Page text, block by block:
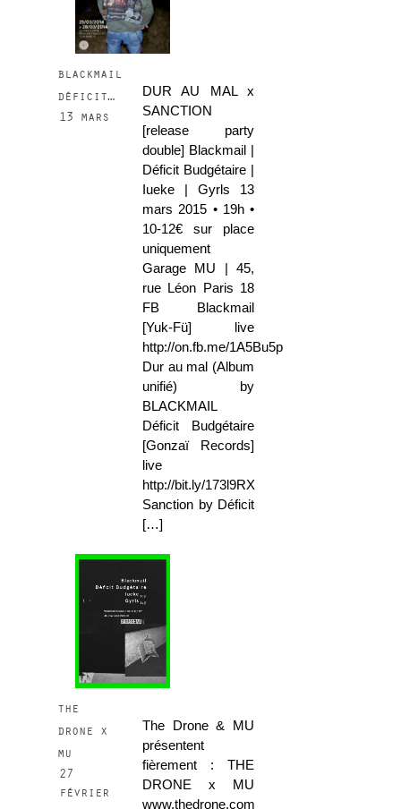
blackmail
déficit…
13 mars
DUR AU MAL x
SANCTION
[release party
double] Blackmail |
Déficit Budgétaire |
Iueke | Gyrls 13
mars 2015 • 19h •
10-12€ sur place
uniquement
Garage MU | 45,
rue Léon Paris 18
FB Blackmail
[Yuk-Fü] live
http://on.fb.me/1A5Bu5p
Dur au mal (Album
unifié) by
BLACKMAIL
Déficit Budgétaire
[Gonzaï Records]
live
http://bit.ly/173l9RX
Sanction by Déficit
[…]
the
drone x
mu
27
février
The Drone & MU
présentent
fièrement : THE
DRONE x MU
www.thedrone.com